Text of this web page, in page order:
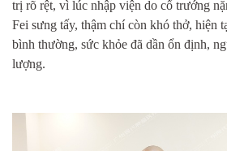
trị rõ rệt, vì lúc nhập viện do cổ trướng
Fei sưng tấy, thậm chí còn khó thở, hiện
bình thường, sức khỏe đã dần ổn định,
lượng.